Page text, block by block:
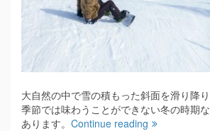
大自然の中で雪の積もった斜面を滑り降
季節では味わうことができない冬の時期
あります。 Continue reading